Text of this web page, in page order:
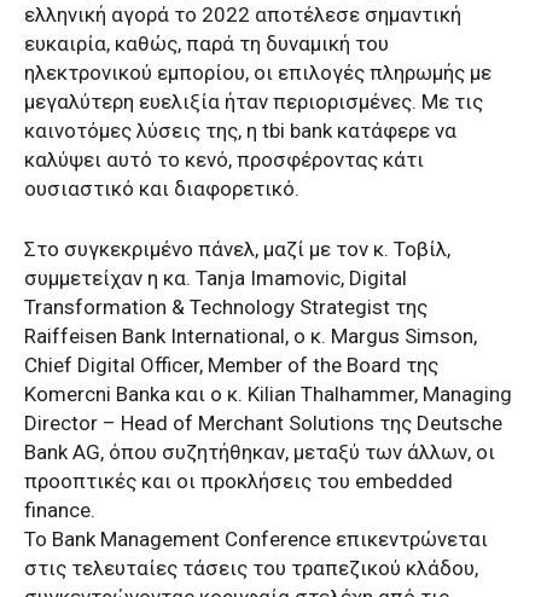
ελληνική αγορά το 2022 αποτέλεσε σημαντική
ευκαιρία, καθώς, παρά τη δυναμική του
ηλεκτρονικού εμπορίου, οι επιλογές πληρωμής με
μεγαλύτερη ευελιξία ήταν περιορισμένες. Με τις
καινοτόμες λύσεις της, η tbi bank κατάφερε να
καλύψει αυτό το κενό, προσφέροντας κάτι
ουσιαστικό και διαφορετικό.
Στο συγκεκριμένο πάνελ, μαζί με τον κ. Τοβίλ,
συμμετείχαν η κα. Tanja Imamovic, Digital
Transformation & Technology Strategist της
Raiffeisen Bank International, ο κ. Margus Simson,
Chief Digital Officer, Member of the Board της
Komercni Banka και ο κ. Kilian Thalhammer, Managing
Director – Head of Merchant Solutions της Deutsche
Bank AG, όπου συζητήθηκαν, μεταξύ των άλλων, οι
προοπτικές και οι προκλήσεις του embedded
finance.
Το Bank Management Conference επικεντρώνεται
στις τελευταίες τάσεις του τραπεζικού κλάδου,